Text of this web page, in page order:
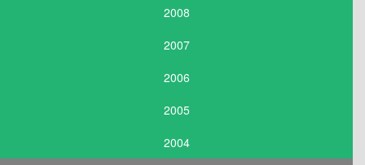
2008
2007
2006
2005
2004